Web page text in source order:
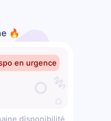
🔥
en urgence
disponibilité